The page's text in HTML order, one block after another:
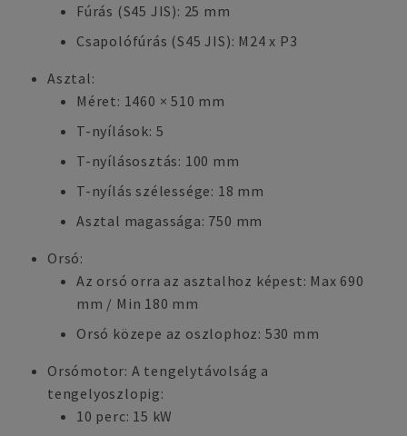
Fúrás (S45 JIS): 25 mm
Csapolófúrás (S45 JIS): M24 x P3
Asztal:
Méret: 1460 × 510 mm
T-nyílások: 5
T-nyílásosztás: 100 mm
T-nyílás szélessége: 18 mm
Asztal magassága: 750 mm
Orsó:
Az orsó orra az asztalhoz képest: Max 690
mm / Min 180 mm
Orsó közepe az oszlophoz: 530 mm
Orsómotor: A tengelytávolság a
tengelyoszlopig:
10 perc: 15 kW